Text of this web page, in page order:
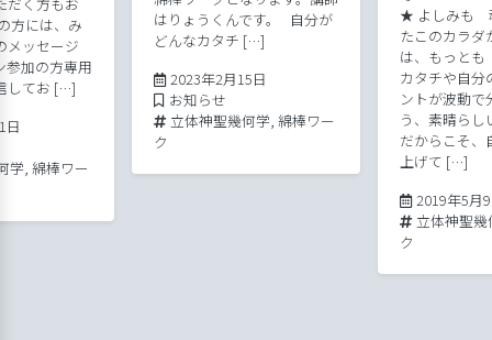
方には、み
メッセージ
参加の方専用
してお […]
日
学, 綿棒ワー
はりょうくんです。 自分が
どんなカタチ […]
2023年2月15日
Posted in
お知らせ
Tags:
立体神聖幾何学, 綿棒ワー
ク
★ よしみも
たこのカラダ
は、もっと
カタチや自分
ントが波動で
う、素晴ら
だからこそ、
上げて […]
2019年5月
Tags:
立体神聖幾
ク